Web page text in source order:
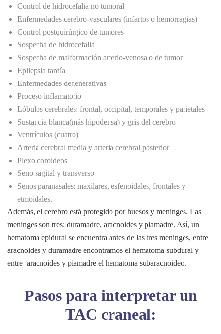
Control de hidrocefalia no tumoral
Enfermedades cerebro-vasculares (infartos o hemorragias)
Control postquirúrgico de tumores
Sospecha de hidrocefalia
Sospecha de malformación arterio-venosa o de tumor
Epilepsia tardía
Enfermedades degenerativas
Proceso inflamatorio
Lóbulos cerebrales: frontal, occipital, temporales y parietales
Sustancia blanca(más hipodensa) y gris del cerebro
Ventrículos (cuatro)
Arteria cerebral media y arteria cerebral posterior
Plexo coroideos
Seno sagital y transverso
Senos paranasales: maxilares, esfenoidales, frontales y
etmoidales.
Además, el cerebro está protegido por huesos y meninges. Las
meninges son tres: duramadre, aracnoides y piamadre. Así, un
hematoma epidural se encuentra antes de las tres meninges, entre
aracnoides y duramadre encontramos el hematoma subdural y
entre aracnoides y piamadre el hematoma subaracnoideo.
Pasos para interpretar un
TAC craneal: